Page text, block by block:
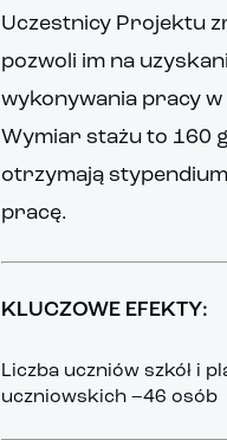
Uczestnicy Projektu
pozwoli im na
wykonywania pracy
Wymiar stażu to 160
otrzymają
pracę.
KLUCZOWE EFEKTY:
Liczba uczniów szkół i
uczniowskich –46 osób